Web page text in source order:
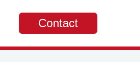
Contact